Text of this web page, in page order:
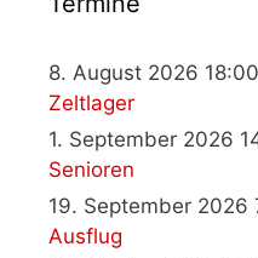
8. August 2026
Zeltlager
1. September 2026
Senioren
19. September 2026
Ausflug